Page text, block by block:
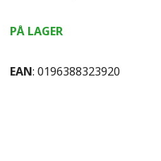
PÅ LAGER
EAN: 0196388323920